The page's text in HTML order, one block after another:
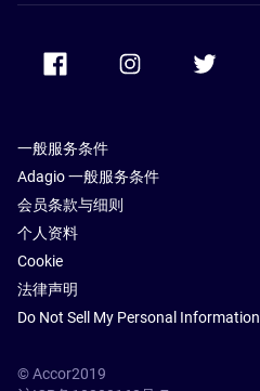
一般服务条件
Adagio 一般服务条件
会员条款与细则
个人资料
Cookie
法律声明
Do Not Sell My Personal Information
© Accor2019